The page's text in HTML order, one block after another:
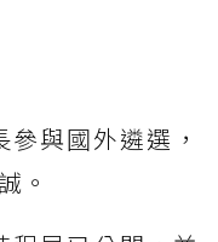
與國外遴選，
。